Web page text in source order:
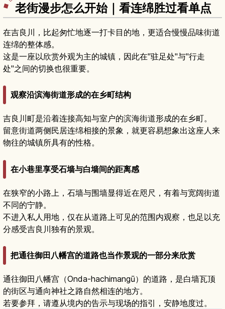
老街漫步怎么开始｜看连绵胜过看单点
在吉良川，比起匆忙地逐一打卡目的地，更适合慢慢品味街道
连绵的整体感。
这是一座以欣赏外观为主的城镇，因此在"驻足处"与"行走
处"之间的切换也很重要。
观察沿滨海街道形成的在乡町结构
吉良川町是沿着连接高知与室户的滨海街道形成的在乡町。
留意街道两侧民居连绵相接的景象，就更容易想象出这座人来
物往的城镇所具有的性格。
在小巷里享受石墙与白墙间的距离感
在狭窄的小路上，石墙与围墙显得近在咫尺，有着与宽阔街道
不同的宁静。
不进入私人用地，仅在从道路上可见的范围内观察，也足以充
分感受吉良川独有的景观。
把通往御田八幡宫的道路也当作景观的一部分来欣赏
通往御田八幡宫（Onda-hachimangū）的道路，是白墙瓦顶
的街区与通向神社之路自然相连的地方。
若要参拜，请遵从境内的告示与现场的指引，安静地度过。